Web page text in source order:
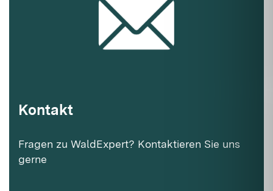
Kontakt
Fragen zu WaldExpert? Kontaktieren Sie uns
gerne